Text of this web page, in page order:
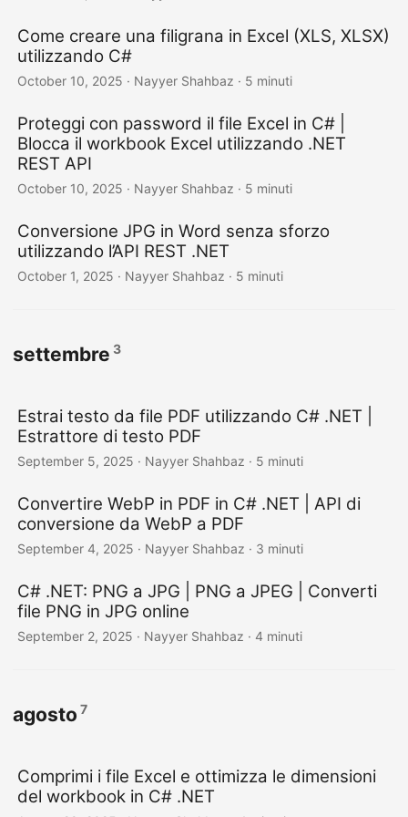
Come creare una filigrana in Excel (XLS, XLSX)
utilizzando C#
October 10, 2025 · Nayyer Shahbaz · 5 minuti
Proteggi con password il file Excel in C# |
Blocca il workbook Excel utilizzando .NET
REST API
October 10, 2025 · Nayyer Shahbaz · 5 minuti
Conversione JPG in Word senza sforzo
utilizzando l’API REST .NET
October 1, 2025 · Nayyer Shahbaz · 5 minuti
settembre 3
Estrai testo da file PDF utilizzando C# .NET |
Estrattore di testo PDF
September 5, 2025 · Nayyer Shahbaz · 5 minuti
Convertire WebP in PDF in C# .NET | API di
conversione da WebP a PDF
September 4, 2025 · Nayyer Shahbaz · 3 minuti
C# .NET: PNG a JPG | PNG a JPEG | Converti
file PNG in JPG online
September 2, 2025 · Nayyer Shahbaz · 4 minuti
agosto 7
Comprimi i file Excel e ottimizza le dimensioni
del workbook in C# .NET